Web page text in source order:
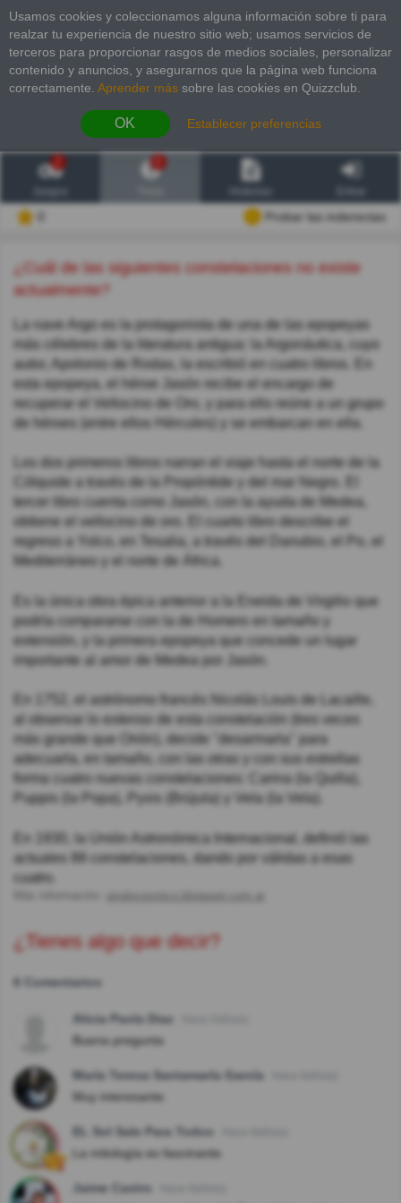
Usamos cookies y coleccionamos alguna información sobre ti para
realzar tu experiencia de nuestro sitio web; usamos servicios de
terceros para proporcionar rasgos de medios sociales, personalizar
contenido y anuncios, y asegurarnos que la página web funciona
correctamente. Aprender más sobre las cookies en Quizzclub.
OK Establecer preferencias
2
Probar las inderectas
¿Cuál de las siguientes constelaciones no existe
actualmente?
La nave Argo es la protagonista de una de las epopeyas
más célebres de la literatura antigua: la Argonáutica, cuyo
autor, Apolonio de Rodas, la escribió en cuatro libros. En
esta epopeya, el héroe Jasón recibe el encargo de
recuperar el Vellocino de Oro, y para ello reúne a un grupo
de héroes (entre ellos Hércules) y se embarcan en ella.
Los dos primeros libros narran el viaje hasta el norte de la
Cólquide a través de la Propóntide y del mar Negro. El
tercer libro cuenta como Jasón, con la ayuda de Medea,
obtiene el vellocino de oro. El cuarto libro describe el
regreso a Yolco, en Tesalia, a través del Danubio, el Po, el
Mediterráneo y el norte de África.
Es la única obra épica anterior a la Eneida de Virgilio que
podría compararse con la de Homero en tamaño y
extensión, y la primera epopeya que concede un lugar
importante al amor de Medea por Jasón.
En 1752, el astrónomo francés Nicolás Louis de Lacaille,
al observar lo extenso de esta constelación (tres veces
más grande que Orión), decide "desarmarla" para
adecuarla, en tamaño, con las otras y con sus estrellas
forma cuatro nuevas constelaciones: Carina (la Quilla),
Puppis (la Popa), Pyxis (Brújula) y Vela (la Vela).
En 1930, la Unión Astronómica Internacional, definió las
actuales 88 constelaciones, dando por válidas a esas
cuatro.
pirulocosmico.blogspot.com.ar
¿Tienes algo que decir?
6 Comentarios
Alicia Paola Diaz
Buena pregunta
María Teresa Santamaría García
Muy interesante.
EL Sol Sale Para Todos
La mitología es fascinante.
Jaime Castro